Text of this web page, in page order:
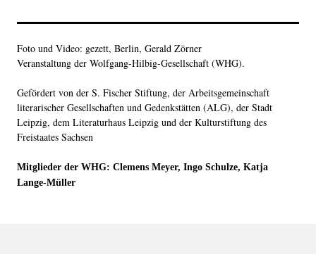
Foto und Video: gezett, Berlin, Gerald Zörner
Veranstaltung der Wolfgang-Hilbig-Gesellschaft (WHG).
Gefördert von der S. Fischer Stiftung, der Arbeitsgemeinschaft
literarischer Gesellschaften und Gedenkstätten (ALG), der Stadt
Leipzig, dem Literaturhaus Leipzig und der Kulturstiftung des
Freistaates Sachsen
Mitglieder der WHG: Clemens Meyer, Ingo Schulze, Katja
Lange-Müller